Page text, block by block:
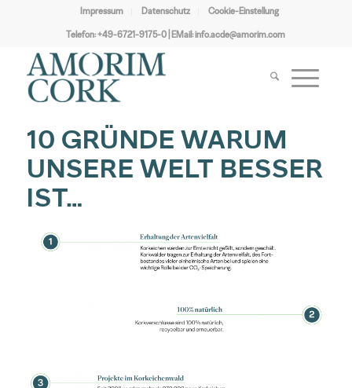
Impressum Datenschutz Cookie-Einstellung
Telefon:+49-6721-9175-0 | EMail:info.acde@amorim.com
10 GRÜNDE WARUM
UNSERE WELT BESSER
IST…